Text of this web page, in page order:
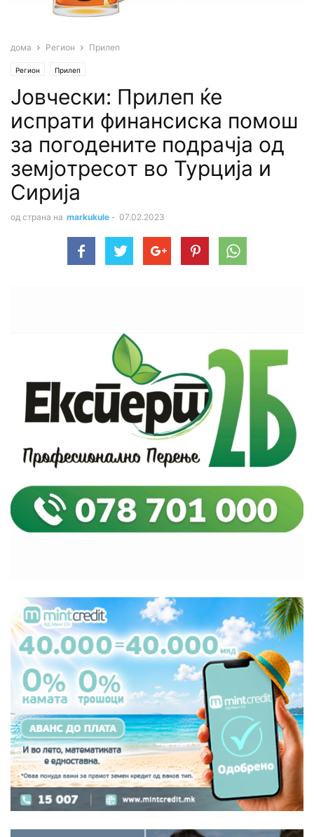
дома Регион Прилеп
Регион Прилеп
Joвчески: Прилеп ќе
испрати финансиска помош
за погодените подрачја од
земjoтpecoт во Турција и
Сирија
од страна на markukule - 07.02.2023